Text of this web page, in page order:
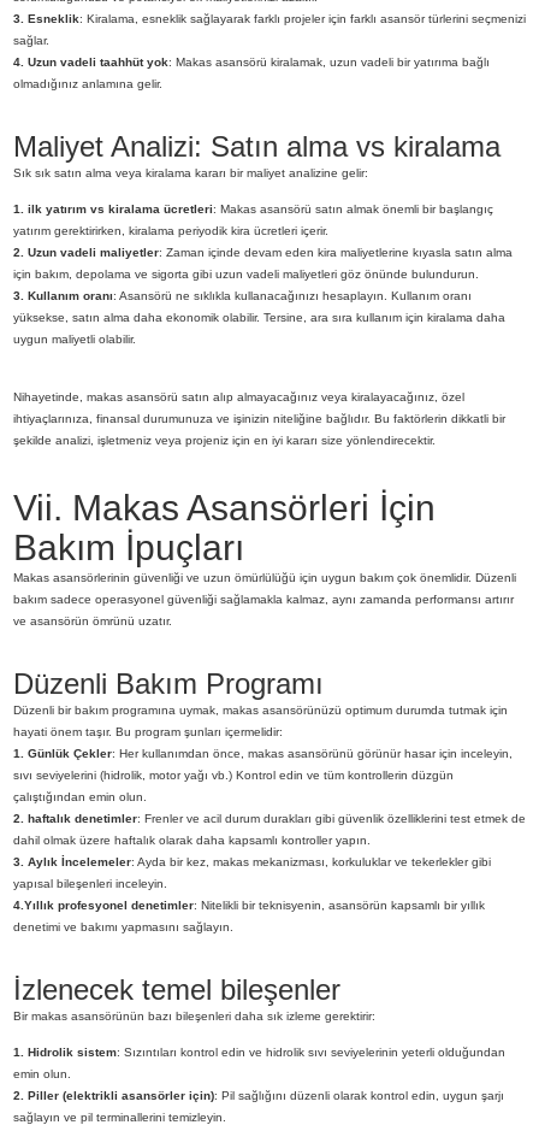
3. Esneklik: Kiralama, esneklik sağlayarak farklı projeler için farklı asansör türlerini seçmenizi
sağlar.
4. Uzun vadeli taahhüt yok: Makas asansörü kiralamak, uzun vadeli bir yatırıma bağlı
olmadığınız anlamına gelir.
Maliyet Analizi: Satın alma vs kiralama
Sık sık satın alma veya kiralama kararı bir maliyet analizine gelir:
1. ilk yatırım vs kiralama ücretleri: Makas asansörü satın almak önemli bir başlangıç ​​
yatırım gerektirirken, kiralama periyodik kira ücretleri içerir.
2. Uzun vadeli maliyetler: Zaman içinde devam eden kira maliyetlerine kıyasla satın alma
için bakım, depolama ve sigorta gibi uzun vadeli maliyetleri göz önünde bulundurun.
3. Kullanım oranı: Asansörü ne sıklıkla kullanacağınızı hesaplayın. Kullanım oranı
yüksekse, satın alma daha ekonomik olabilir. Tersine, ara sıra kullanım için kiralama daha
uygun maliyetli olabilir.
Nihayetinde, makas asansörü satın alıp almayacağınız veya kiralayacağınız, özel
ihtiyaçlarınıza, finansal durumunuza ve işinizin niteliğine bağlıdır. Bu faktörlerin dikkatli bir
şekilde analizi, işletmeniz veya projeniz için en iyi kararı size yönlendirecektir.
Vii. Makas Asansörleri İçin
Bakım İpuçları
Makas asansörlerinin güvenliği ve uzun ömürlülüğü için uygun bakım çok önemlidir. Düzenli
bakım sadece operasyonel güvenliği sağlamakla kalmaz, aynı zamanda performansı artırır
ve asansörün ömrünü uzatır.
Düzenli Bakım Programı
Düzenli bir bakım programına uymak, makas asansörünüzü optimum durumda tutmak için
hayati önem taşır. Bu program şunları içermelidir:
1. Günlük Çekler: Her kullanımdan önce, makas asansörünü görünür hasar için inceleyin,
sıvı seviyelerini (hidrolik, motor yağı vb.) Kontrol edin ve tüm kontrollerin düzgün
çalıştığından emin olun.
2. haftalık denetimler: Frenler ve acil durum durakları gibi güvenlik özelliklerini test etmek de
dahil olmak üzere haftalık olarak daha kapsamlı kontroller yapın.
3. Aylık İncelemeler: Ayda bir kez, makas mekanizması, korkuluklar ve tekerlekler gibi
yapısal bileşenleri inceleyin.
4. Yıllık profesyonel denetimler: Nitelikli bir teknisyenin, asansörün kapsamlı bir yıllık
denetimi ve bakımı yapmasını sağlayın.
İzlenecek temel bileşenler
Bir makas asansörünün bazı bileşenleri daha sık izleme gerektirir:
1. Hidrolik sistem: Sızıntıları kontrol edin ve hidrolik sıvı seviyelerinin yeterli olduğundan
emin olun.
2. Piller (elektrikli asansörler için): Pil sağlığını düzenli olarak kontrol edin, uygun şarjı
sağlayın ve pil terminallerini temizleyin.